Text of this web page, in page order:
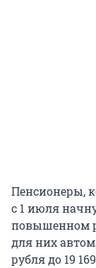
Пенсионеры,
с 1 июля
повышенном
для них
рубля до 19